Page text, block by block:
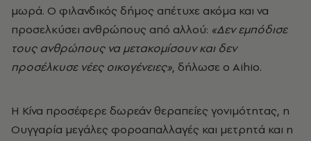
μωρά. Ο φιλανδικός δήμος απέτυχε ακόμα και να
προσελκύσει ανθρώπους από αλλού: «Δεν εμπόδισε
τους ανθρώπους να μετακομίσουν και δεν
προσέλκυσε νέες οικογένειες», δήλωσε ο Aihio.
Η Κίνα προσέφερε δωρεάν θεραπείες γονιμότητας, η
Ουγγαρία μεγάλες φοροαπαλλαγές και μετρητά και η